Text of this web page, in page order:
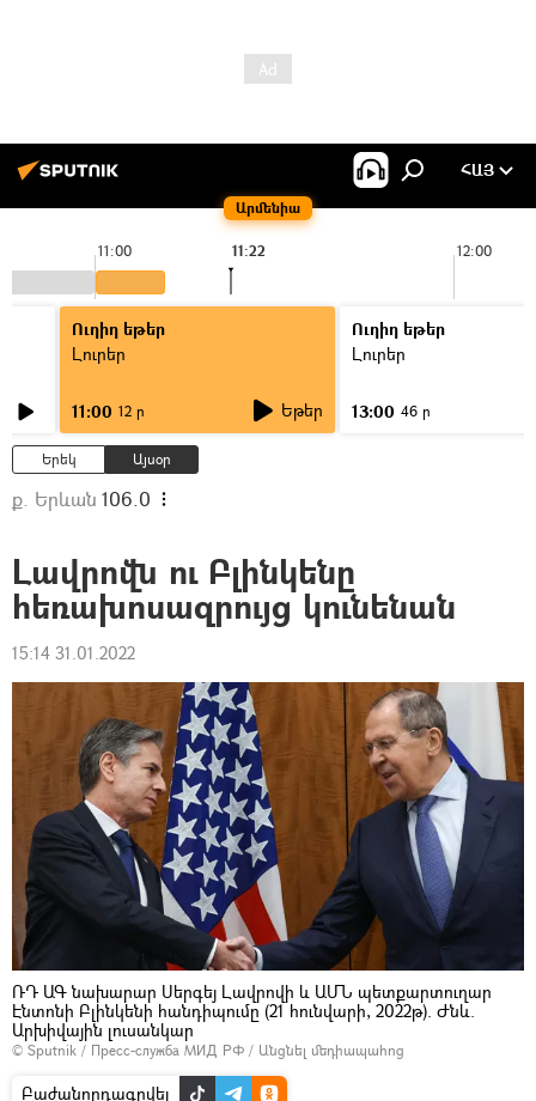
Արմենիա
ՀԱՅ
11:00 12:00
11:22
Ուղիղ եթեր
Լուրեր
11:00 12 ր Եթեր
Ուղիղ եթեր
Լուրեր
13:00 46 ր
Երեկ Այսօր
ք. Երևան 106.0
Լավրովն ու Բլինկենը
հեռախոսազրույց կունենան
15:14 31.01.2022
ՌԴ ԱԳ նախարար Սերգեյ Լավրովի և ԱՄՆ պետքարտուղար
Էնտոնի Բլինկենի հանդիպումը (21 հունվարի, 2022թ). Ժնև.
Արխիվային լուսանկար
© Sputnik / Пресс-служба МИД РФ / Անցնել մեդիապահոց
Բաժանորդագրվել